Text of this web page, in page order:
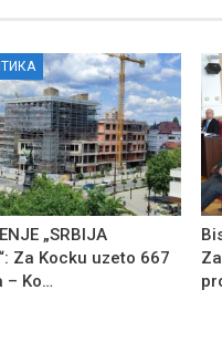
„SRBIJA
Za Kocku uzeto 667
– Ko…